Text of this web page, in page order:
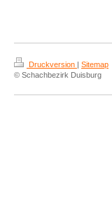
Druckversion | Sitemap
© Schachbezirk Duisburg